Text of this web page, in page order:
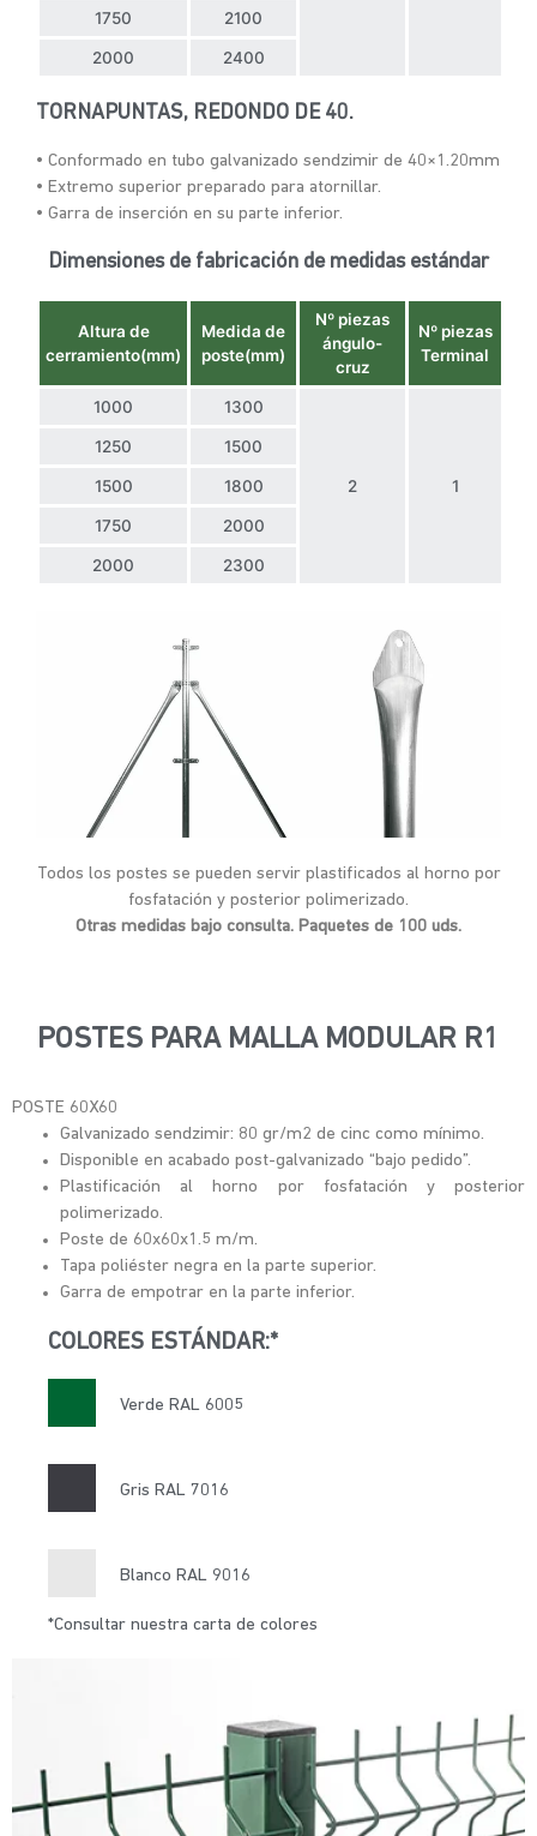
1750 2100
2000 2400
TORNAPUNTAS, REDONDO DE 40.
• Conformado en tubo galvanizado sendzimir de 40×1.20mm
• Extremo superior preparado para atornillar.
• Garra de inserción en su parte inferior.
Dimensiones de fabricación de medidas estándar
Altura de
cerramiento(mm)
Medida de
poste(mm)
Nº piezas
ángulo-
cruz
Nº piezas
Terminal
1000 1300
2 1
1250 1500
1500 1800
1750 2000
2000 2300
Todos los postes se pueden servir plastificados al horno por
fosfatación y posterior polimerizado.
Otras medidas bajo consulta. Paquetes de 100 uds.
POSTES PARA MALLA MODULAR R1
POSTE 60X60
Galvanizado sendzimir: 80 gr/m2 de cinc como mínimo.
Disponible en acabado post-galvanizado “bajo pedido”.
Plastificación al horno por fosfatación y posterior
polimerizado.
Poste de 60x60x1.5 m/m.
Tapa poliéster negra en la parte superior.
Garra de empotrar en la parte inferior.
COLORES ESTÁNDAR:*
Verde RAL 6005
Gris RAL 7016
Blanco RAL 9016
*Consultar nuestra carta de colores